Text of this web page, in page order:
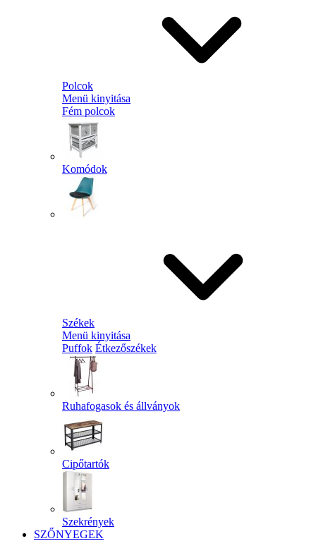
Polcok
Menü kinyitása
Fém polcok
Komódok
Székek
Menü kinyitása
Puffok Étkezőszékek
Ruhafogasok és állványok
Cipőtartók
Szekrények
SZŐNYEGEK